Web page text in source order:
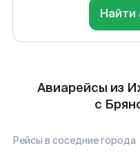
Найти
Авиарейсы из
с
Рейсы в соседние города